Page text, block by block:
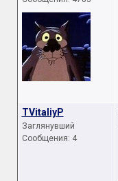
TVitaliyP
Заглянувший
Сообщения: 4